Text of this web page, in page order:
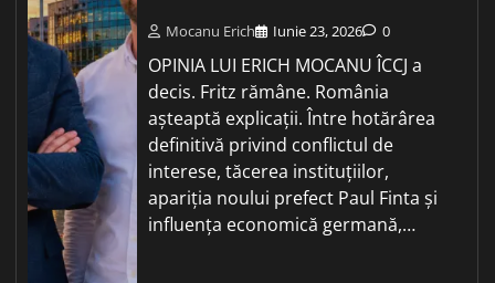
Mocanu Erich Iunie 23, 2026 0
OPINIA LUI ERICH MOCANU ÎCCJ a
decis. Fritz rămâne. România
așteaptă explicații. Între hotărârea
definitivă privind conflictul de
interese, tăcerea instituțiilor,
apariția noului prefect Paul Finta și
influența economică germană,…